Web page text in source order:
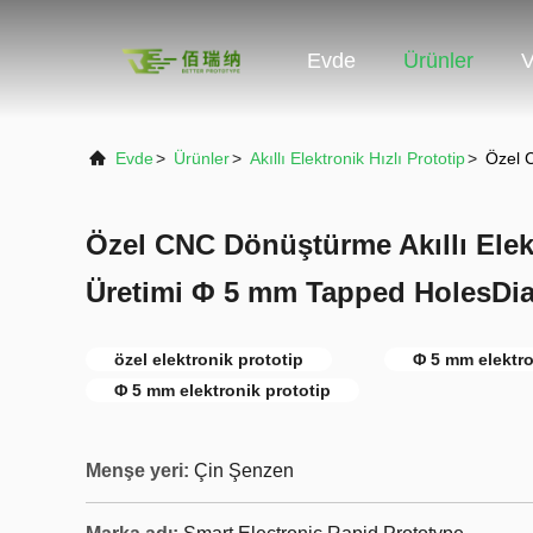
Evde Ürünler
Evde> Ürünler> Akıllı Elektronik Hızlı Prototip> Özel
Özel CNC Dönüştürme Akıllı
Üretimi Φ 5 mm Tapped
özel elektronik prototip
Φ 5 mm
Φ 5 mm elektronik prototip
Menşe yeri: Çin Şenzen